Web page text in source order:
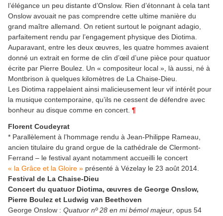
l’élégance un peu distante d’Onslow. Rien d’étonnant à cela tant
Onslow avouait ne pas comprendre cette ultime manière du
grand maître allemand. On retient surtout le poignant adagio,
parfaitement rendu par l’engagement physique des Diotima.
Auparavant, entre les deux œuvres, les quatre hommes avaient
donné un extrait en forme de clin d’œil d’une pièce pour quatuor
écrite par Pierre Boulez. Un « compositeur local », là aussi, né à
Montbrison à quelques kilomètres de La Chaise-Dieu.
Les Diotima rappelaient ainsi malicieusement leur vif intérêt pour
la musique contemporaine, qu’ils ne cessent de défendre avec
bonheur au disque comme en concert. ¶
Florent Coudeyrat
* Parallèlement à l’hommage rendu à Jean-Philippe Rameau,
ancien titulaire du grand orgue de la cathédrale de Clermont-
Ferrand – le festival ayant notamment accueilli le concert
« la Grâce et la Gloire » présenté à Vézelay le 23 août 2014.
Festival de La Chaise-Dieu
Concert du quatuor Diotima, œuvres de George Onslow,
Pierre Boulez et Ludwig van Beethoven
George Onslow : Quatuor nº 28 en mi bémol majeur , opus 54